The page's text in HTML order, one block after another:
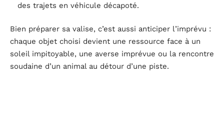
des trajets en véhicule décapoté.
Bien préparer sa valise, c’est aussi anticiper l’imprévu :
chaque objet choisi devient une ressource face à un
soleil impitoyable, une averse imprévue ou la rencontre
soudaine d’un animal au détour d’une piste.